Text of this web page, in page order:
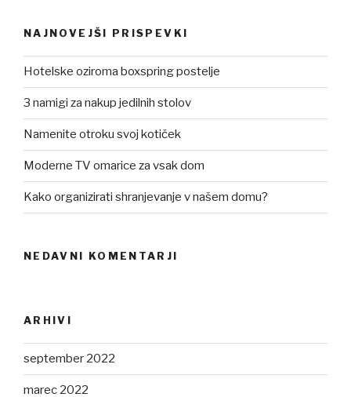
NAJNOVEJŠI PRISPEVKI
Hotelske oziroma boxspring postelje
3 namigi za nakup jedilnih stolov
Namenite otroku svoj kotiček
Moderne TV omarice za vsak dom
Kako organizirati shranjevanje v našem domu?
NEDAVNI KOMENTARJI
ARHIVI
september 2022
marec 2022